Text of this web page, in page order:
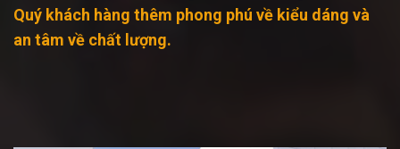
Quý khách hàng thêm phong phú về kiểu dáng và
an tâm về chất lượng.